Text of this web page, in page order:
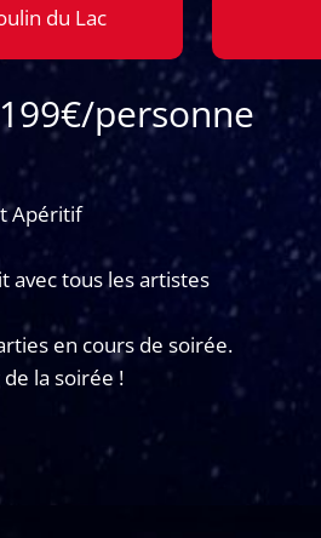
du Lac
personne
Apéritif
avec tous les artistes
en cours de soirée.
la soirée !